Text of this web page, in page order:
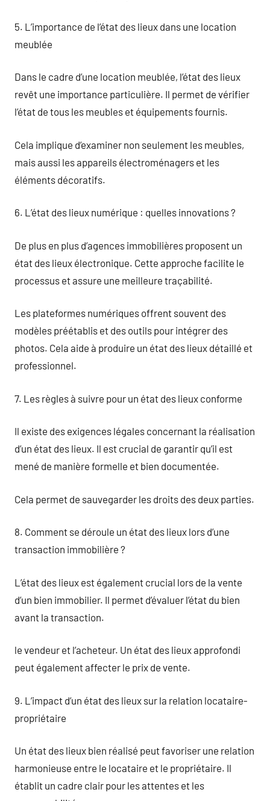
5. L’importance de l’état des lieux dans une location
meublée
Dans le cadre d’une location meublée, l’état des lieux
revêt une importance particulière. Il permet de vérifier
l’état de tous les meubles et équipements fournis.
Cela implique d’examiner non seulement les meubles,
mais aussi les appareils électroménagers et les
éléments décoratifs.
6. L’état des lieux numérique : quelles innovations ?
De plus en plus d’agences immobilières proposent un
état des lieux électronique. Cette approche facilite le
processus et assure une meilleure traçabilité.
Les plateformes numériques offrent souvent des
modèles préétablis et des outils pour intégrer des
photos. Cela aide à produire un état des lieux détaillé et
professionnel.
7. Les règles à suivre pour un état des lieux conforme
Il existe des exigences légales concernant la réalisation
d’un état des lieux. Il est crucial de garantir qu’il est
mené de manière formelle et bien documentée.
Cela permet de sauvegarder les droits des deux parties.
8. Comment se déroule un état des lieux lors d’une
transaction immobilière ?
L’état des lieux est également crucial lors de la vente
d’un bien immobilier. Il permet d’évaluer l’état du bien
avant la transaction.
le vendeur et l’acheteur. Un état des lieux approfondi
peut également affecter le prix de vente.
9. L’impact d’un état des lieux sur la relation locataire-
propriétaire
Un état des lieux bien réalisé peut favoriser une relation
harmonieuse entre le locataire et le propriétaire. Il
établit un cadre clair pour les attentes et les